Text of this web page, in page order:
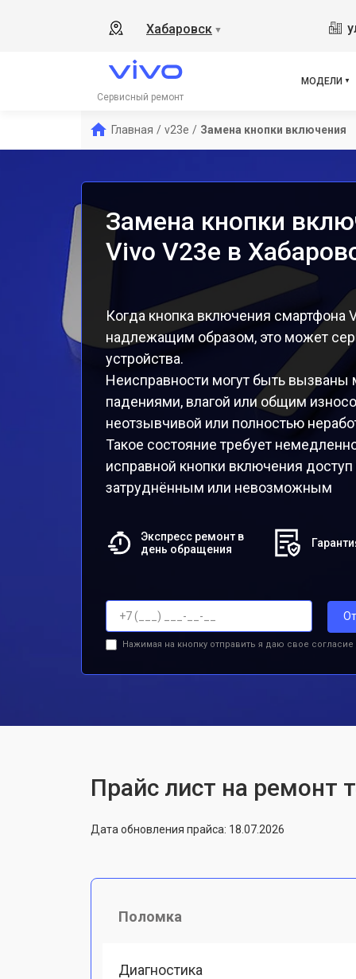
Хабаровск ▼
Сервисный ремонт
МОДЕЛИ
Y19
V23
Y12
Главная / v23e / Замена кнопки включения
Замена кнопки
Vivo V23e в
Когда кнопка включения смартфона
надлежащим образом, это может
устройства.
Неисправности могут быть
падениями, влагой или общим
неотзывчивой или полностью
Такое состояние требует
исправной кнопки включения доступ
затруднённым или невозможным
Экспресс ремонт в
день обращения
Нажимая на кнопку отправить я даю свое согласие
Прайс лист на ремонт
Дата обновления прайса: 18.07.2026
Поломка
Диагностика